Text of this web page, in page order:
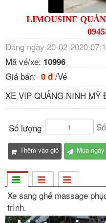
LIMOUSINE
Đăng ngày 20-02-2020
Mã vé/xe: 10996
Giá bán: 0 đ /Vé
XE VIP QUẢNG NINH MỸ
Số lượng
Thêm vào giỏ Mua ngay
Xe sang ghế massage
trình.